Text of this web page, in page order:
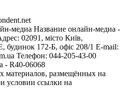
медиа Название онлайн-медиа -
02091, місто Київ,
172-Б, офіс 208/1 E-mail:
Телефон: 044-205-43-00
- R40-06068
материалов, размещённых на
условии ссылки на